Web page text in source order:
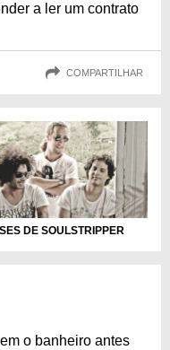
a ler um contrato
COMPARTILHAR
DE SOULSTRIPPER
o banheiro antes